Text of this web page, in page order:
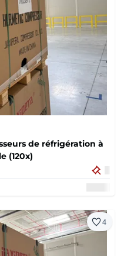
de réfrigération à
(120x)
4